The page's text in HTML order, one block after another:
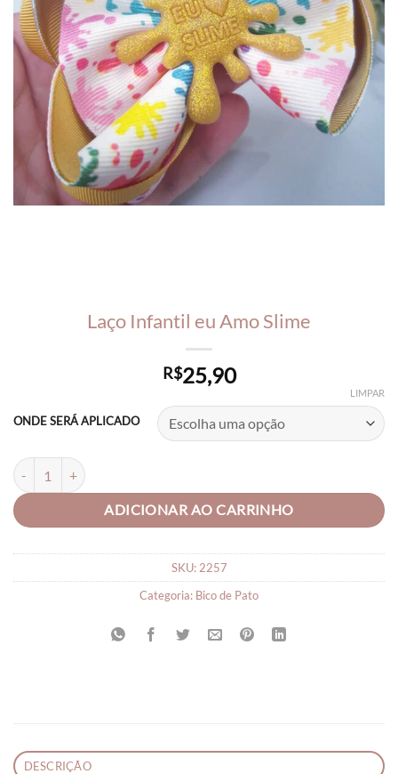
Laço Infantil eu Amo Slime
R$25,90
ONDE SERÁ APLICADO
LIMPAR
Laço Infantil eu Amo Slime quantidade
ADICIONAR AO CARRINHO
SKU: 2257
Categoria: Bico de Pato
DESCRIÇÃO